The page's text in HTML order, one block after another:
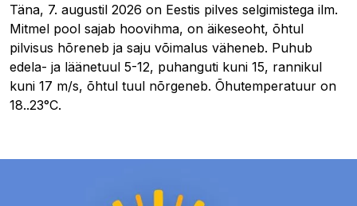
Täna, 7. augustil 2026 on Eestis pilves selgimistega ilm.
Mitmel pool sajab hoovihma, on äikeseoht, õhtul
pilvisus hõreneb ja saju võimalus väheneb. Puhub
edela- ja läänetuul 5-12, puhanguti kuni 15, rannikul
kuni 17 m/s, õhtul tuul nõrgeneb. Õhutemperatuur on
18..23°C.